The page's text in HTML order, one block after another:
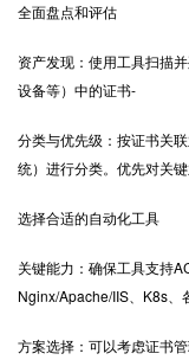
全面盘点和评估
资产发现：使用工具扫描
设备等）中的证书-
分类与优先级：按证书关
统）进行分类。优先对关
选择合适的自动化工具
关键能力：确保工具支持
Nginx/Apache/IIS、K8s、
方案选择：可以考虑证书